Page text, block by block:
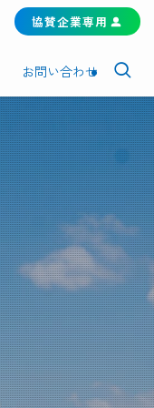
お問い合わせ
協賛企業専用